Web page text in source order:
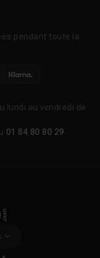
pendant toute la
lundi au vendredi de
01 84 80 80 29